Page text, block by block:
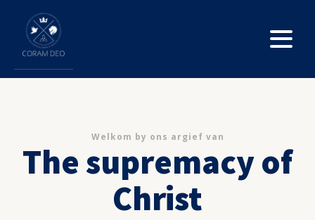
Welkom by ons argief van
The supremacy of
Christ